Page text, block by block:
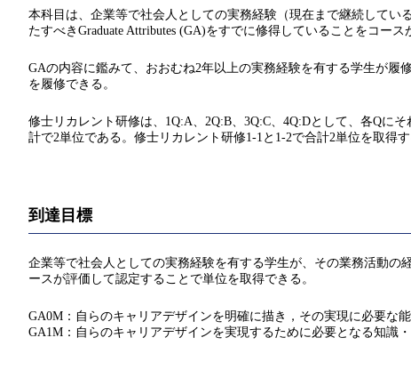
本科目は、企業等で社会人としての実務経験（現在まで継続して
たすべきGraduate Attributes (GA)をすでに修得していることをコー
GAの内容に鑑みて、おおむね2年以上の実務経験を有する学生が
を履修できる。
修士リカレント研修は、1Q:A、2Q:B、3Q:C、4Q:Dとして、各Qに
計で2単位である。修士リカレント研修1-1と1-2で合計2単位を取得す
到達目標
企業等で社会人としての実務経験を有する学生が、その業務活動
ースが評価して認定することで単位を取得できる。
GA0M：自らのキャリアデザインを明確に描き，その実現に必要な
GA1M：自らのキャリアデザインを実現するために必要となる知識